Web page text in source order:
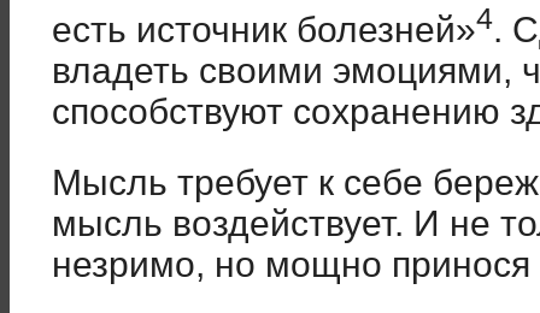
есть источник болезней»4.
владеть своими эмоциями,
способствуют сохранению
Мысль требует к себе
мысль воздействует. И не
незримо, но мощно принося